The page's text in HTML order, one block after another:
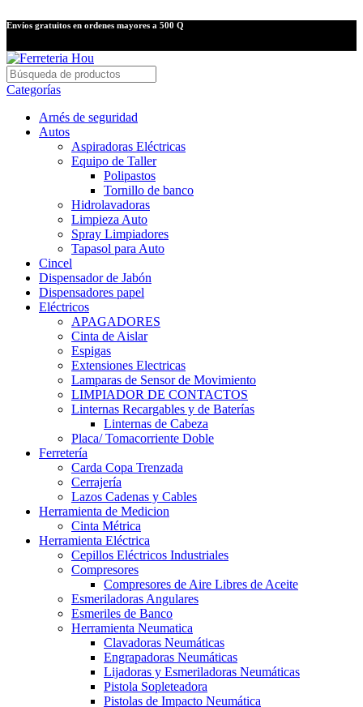
Envíos gratuitos en ordenes mayores a 500 Q
Categorías
Arnés de seguridad
Autos
Aspiradoras Eléctricas
Equipo de Taller
Polipastos
Tornillo de banco
Hidrolavadoras
Limpieza Auto
Spray Limpiadores
Tapasol para Auto
Cincel
Dispensador de Jabón
Dispensadores papel
Eléctricos
APAGADORES
Cinta de Aislar
Espigas
Extensiones Electricas
Lamparas de Sensor de Movimiento
LIMPIADOR DE CONTACTOS
Linternas Recargables y de Baterías
Linternas de Cabeza
Placa/ Tomacorriente Doble
Ferretería
Carda Copa Trenzada
Cerrajería
Lazos Cadenas y Cables
Herramienta de Medicion
Cinta Métrica
Herramienta Eléctrica
Cepillos Eléctricos Industriales
Compresores
Compresores de Aire Libres de Aceite
Esmeriladoras Angulares
Esmeriles de Banco
Herramienta Neumatica
Clavadoras Neumáticas
Engrapadoras Neumáticas
Lijadoras y Esmeriladoras Neumáticas
Pistola Sopleteadora
Pistolas de Impacto Neumática